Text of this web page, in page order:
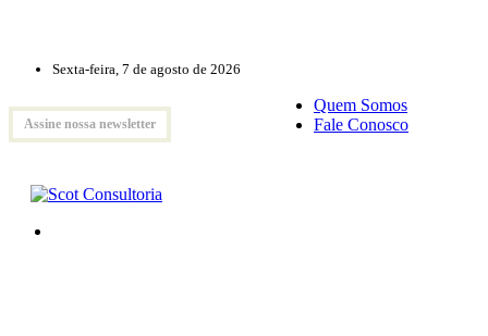
Sexta-feira, 7 de agosto de 2026
Assine nossa newsletter
Quem Somos
Fale Conosco